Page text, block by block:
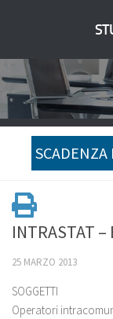
INTRASTAT
25 MARZO 2013
SOGGETTI
Operatori